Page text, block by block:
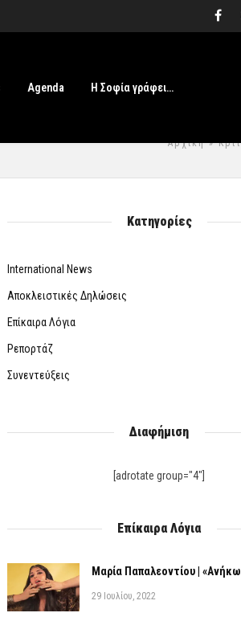
Agenda Η Σοφία γράφει…
Αρχική»
Κατηγορίες
International News
Αποκλειστικές Δηλώσεις
Επίκαιρα Λόγια
Ρεπορτάζ
Συνεντεύξεις
Διαφήμιση
[adrotate group="4"]
Επίκαιρα Λόγια
Μαρία Παπαλεοντίου |
29 Ιουλίου, 2022